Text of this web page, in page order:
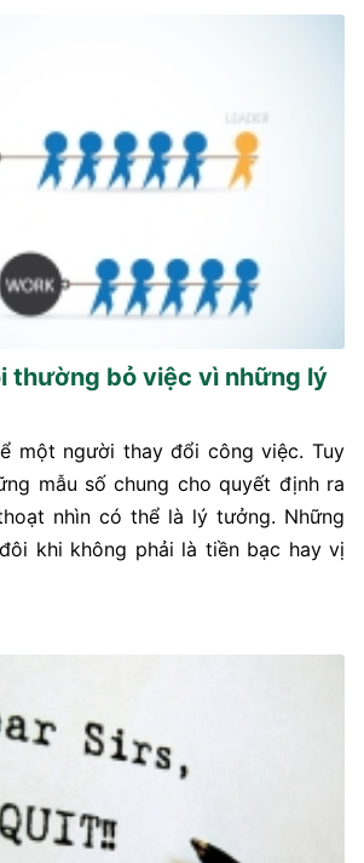
thường bỏ việc vì những lý
một người thay đổi công việc. Tuy
mẫu số chung cho quyết định ra
nhìn có thể là lý tưởng. Những
khi không phải là tiền bạc hay vị